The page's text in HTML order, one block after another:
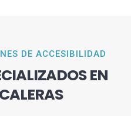
DE ACCESIBILIDAD
EN